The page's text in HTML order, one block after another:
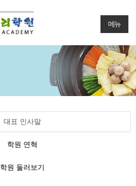
메뉴
대표 인사말
학원 연혁
학원 둘러보기